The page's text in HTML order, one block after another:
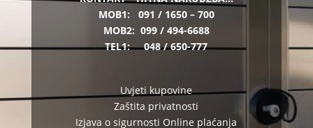
MOB1: 091 / 1650 – 700
MOB2: 099 / 494-6688
TEL1:048 / 650-777
Uvjeti kupovine
Zaštita privatnosti
Izjava o sigurnosti Online plaćanja